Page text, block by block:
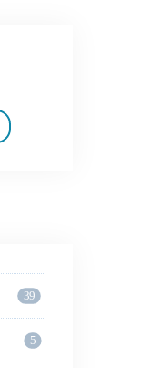
39
5